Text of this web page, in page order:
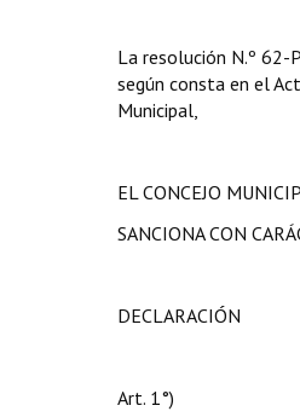
La resolución N.º 62-
según consta en el
Municipal,
EL CONCEJO
SANCIONA CON
DECLARACIÓN
Art. 1°)